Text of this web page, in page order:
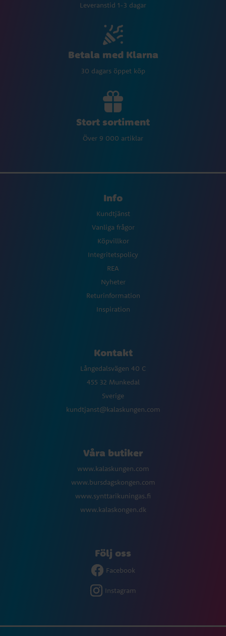
Leveranstid 1-3 dagar
Betala med Klarna
30 dagars öppet köp
Stort sortiment
Över 9 000 artiklar
Info
Kundtjänst
Vanliga frågor
Köpvillkor
Integritetspolicy
REA
Nyheter
Returinformation
Inspiration
Kontakt
Långedalsvägen 40 C
455 32 Munkedal
Sverige
kundtjanst@kalaskungen.com
Våra butiker
www.kalaskungen.com
www.bursdagskongen.com
www.synttarikuningas.fi
www.kalaskongen.dk
Följ oss
Facebook
Instagram